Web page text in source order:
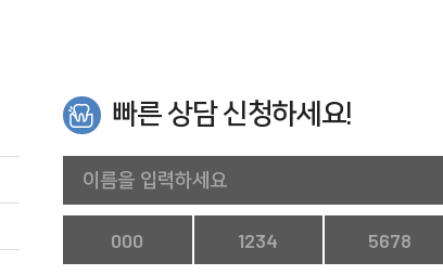
빠른 상담 신청하세요!